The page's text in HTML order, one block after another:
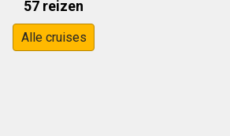
57 reizen
Alle cruises